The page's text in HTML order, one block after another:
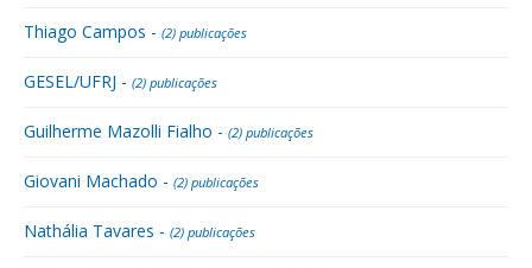
Thiago Campos - (2) publicações
GESEL/UFRJ - (2) publicações
Guilherme Mazolli Fialho - (2) publicações
Giovani Machado - (2) publicações
Nathália Tavares - (2) publicações